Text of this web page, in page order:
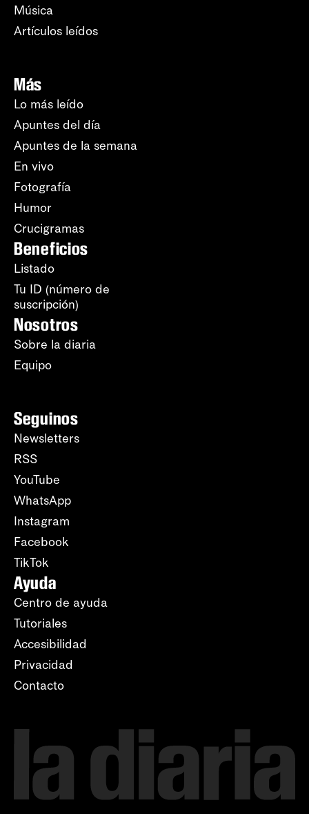
Música
Artículos leídos
Más
Lo más leído
Apuntes del día
Apuntes de la semana
En vivo
Fotografía
Humor
Crucigramas
Beneficios
Listado
Tu ID (número de
suscripción)
Nosotros
Sobre la diaria
Equipo
Seguinos
Newsletters
RSS
YouTube
WhatsApp
Instagram
Facebook
TikTok
Ayuda
Centro de ayuda
Tutoriales
Accesibilidad
Privacidad
Contacto